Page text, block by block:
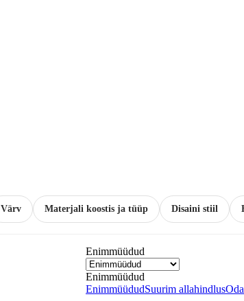
Värv Materjali koostis ja tüüp Disaini stiil
Enimmüüdud
Enimmüüdud
EnimmüüdudSuurim allahindlus